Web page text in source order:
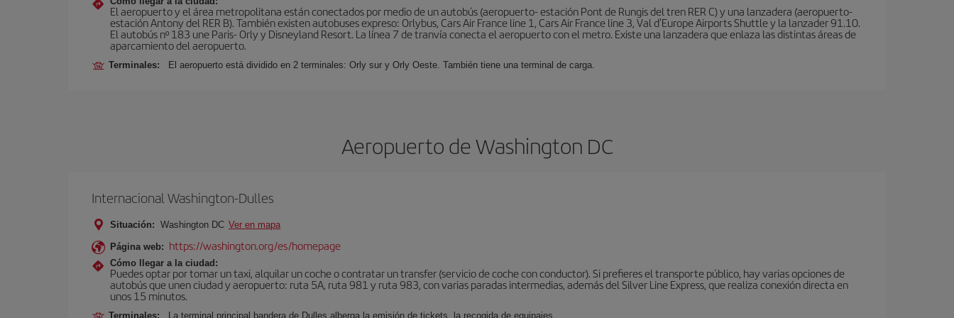
El aeropuerto y el área metropolitana están conectados por medio de un autobús (aeropuerto- estación Pont de Rungis del tren RER C) y una lanzadera (aeropuerto-
estación Antony del RER B). También existen autobuses expreso: Orlybus, Cars Air France line 1, Cars Air France line 3, Val d'Europe Airports Shuttle y la lanzader 91.10.
El autobús nº 183 une Paris- Orly y Disneyland Resort. La línea 7 de tranvía conecta el aeropuerto con el metro. Existe una lanzadera que enlaza las distintas áreas de
aparcamiento del aeropuerto.
Terminales: El aeropuerto está dividido en 2 terminales: Orly sur y Orly Oeste. También tiene una terminal de carga.
Aeropuerto de Washington DC
Internacional Washington-Dulles
Situación: Washington DC Ver en mapa
Página web: https://washington.org/es/homepage
Cómo llegar a la ciudad:
Puedes optar por tomar un taxi, alquilar un coche o contratar un transfer (servicio de coche con conductor). Si prefieres el transporte público, hay varias opciones de
autobús que unen ciudad y aeropuerto: ruta 5A, ruta 981 y ruta 983, con varias paradas intermedias, además del Silver Line Express, que realiza conexión directa en
unos 15 minutos.
Terminales: La terminal principal bandera de Dulles alberga la emisión de tickets, la recogida de equipajes.